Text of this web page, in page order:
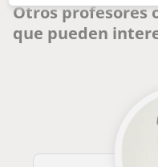
Otros profesores
que pueden